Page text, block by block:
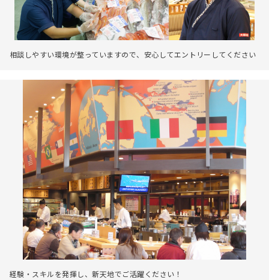
相談しやすい環境が整っていますので、安心してエントリーしてください
経験・スキルを発揮し、新天地でご活躍ください！